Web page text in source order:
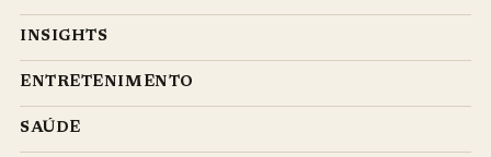
INSIGHTS
ENTRETENIMENTO
SAÚDE